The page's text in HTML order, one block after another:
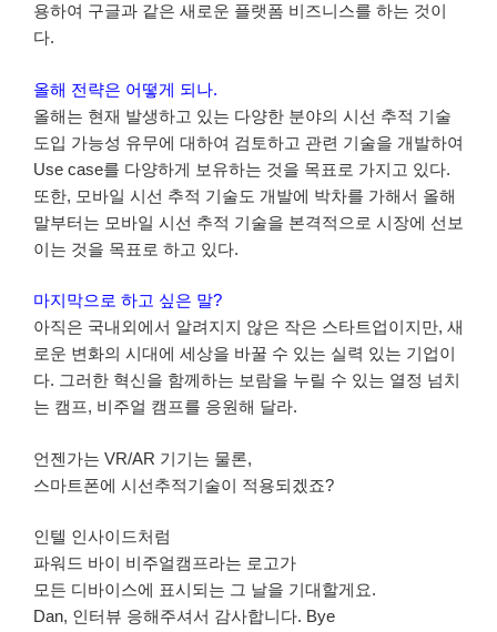
용하여 구글과 같은 새로운 플랫폼 비즈니스를 하는 것이
다.
올해 전략은 어떻게 되나.
올해는 현재 발생하고 있는 다양한 분야의 시선 추적 기술
도입 가능성 유무에 대하여 검토하고 관련 기술을 개발하여
Use case를 다양하게 보유하는 것을 목표로 가지고 있다.
또한, 모바일 시선 추적 기술도 개발에 박차를 가해서 올해
말부터는 모바일 시선 추적 기술을 본격적으로 시장에 선보
이는 것을 목표로 하고 있다.
마지막으로 하고 싶은 말?
아직은 국내외에서 알려지지 않은 작은 스타트업이지만, 새
로운 변화의 시대에 세상을 바꿀 수 있는 실력 있는 기업이
다. 그러한 혁신을 함께하는 보람을 누릴 수 있는 열정 넘치
는 캠프, 비주얼 캠프를 응원해 달라.
언젠가는 VR/AR 기기는 물론,
스마트폰에 시선추적기술이 적용되겠죠?
인텔 인사이드처럼
파워드 바이 비주얼캠프라는 로고가
모든 디바이스에 표시되는 그 날을 기대할게요.
Dan, 인터뷰 응해주셔서 감사합니다. Bye